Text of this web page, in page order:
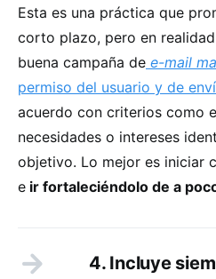
Esta es una práctica que
corto plazo, pero en
buena campaña de e-mail
permiso del usuario y de
acuerdo con criterios como
necesidades o intereses
objetivo. Lo mejor es iniciar
e ir fortaleciéndolo de a
4. Incluye